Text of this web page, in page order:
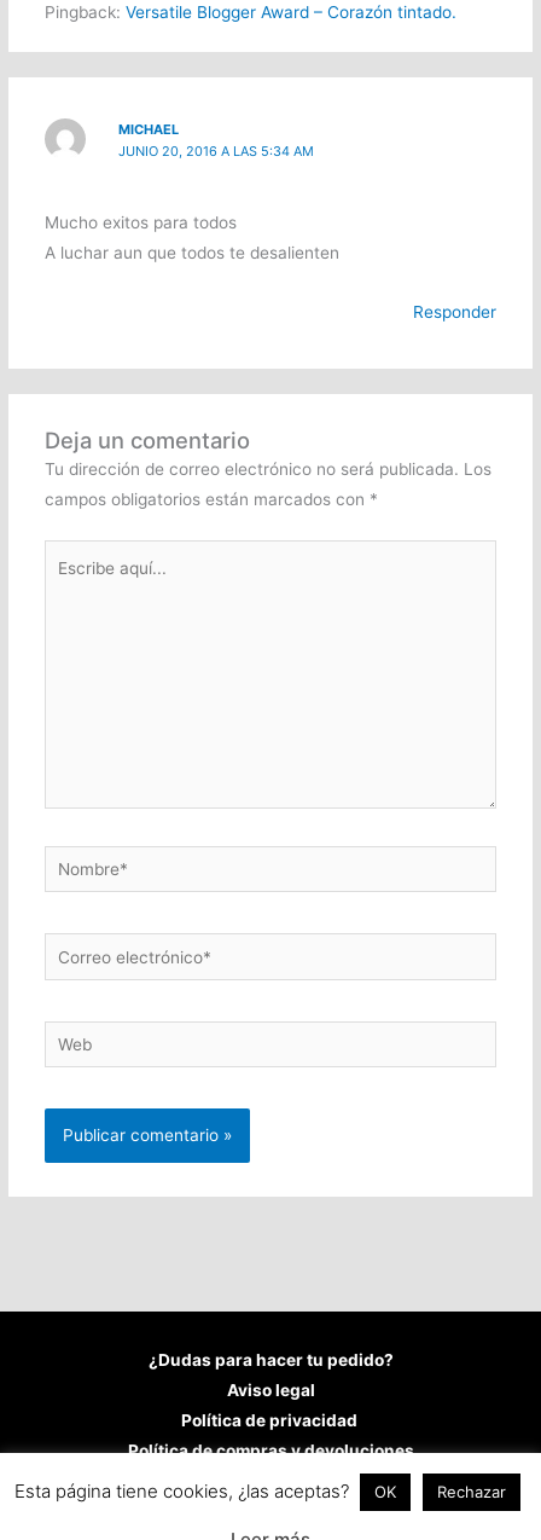
Pingback: Versatile Blogger Award – Corazón tintado.
MICHAEL
JUNIO 20, 2016 A LAS 5:34 AM
Mucho exitos para todos
A luchar aun que todos te desalienten
Responder
Deja un comentario
Tu dirección de correo electrónico no será publicada. Los
campos obligatorios están marcados con *
Nombre*
Correo
electrónico*
Web
¿Dudas para hacer tu pedido?
Aviso legal
Política de privacidad
Política de compras y devoluciones
Política de cookies
Fran López Castillo
Esta página tiene cookies, ¿las aceptas? OK Rechazar